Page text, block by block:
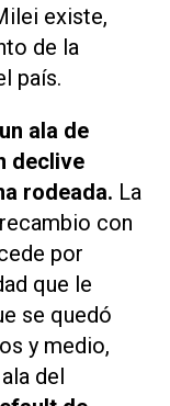
existe,
de la
país.
ala de
declive
rodeada. La
con
por
que le
se quedó
y medio,
del